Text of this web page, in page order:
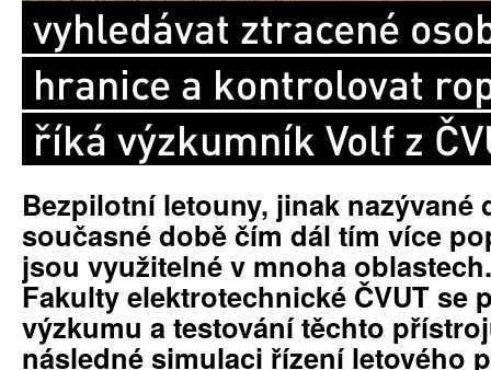
vyhledávat ztracené
hranice a kontrolovat
říká výzkumník Volf z
Bezpilotní letouny, jinak nazývané
současné době čím dál tím více
jsou využitelné v mnoha
Fakulty elektrotechnické ČVUT se
výzkumu a testování těchto
následné simulaci řízení letového